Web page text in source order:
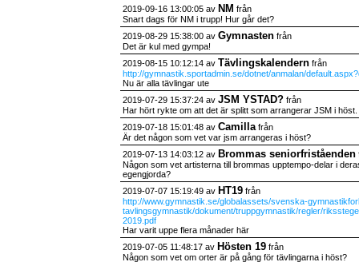
2019-09-16 13:00:05 av NM från
Snart dags för NM i trupp! Hur går det?
2019-08-29 15:38:00 av Gymnasten från
Det är kul med gympa!
2019-08-15 10:12:14 av Tävlingskalendern från
http://gymnastik.sportadmin.se/dotnet/anmalan/
Nu är alla tävlingar ute
2019-07-29 15:37:24 av JSM YSTAD? från
Har hört rykte om att det är splitt som arrangerar JSM i höst.
2019-07-18 15:01:48 av Camilla från
Är det någon som vet var jsm arrangeras i höst?
2019-07-13 14:03:12 av Brommas seniorfriståenden
Någon som vet artisterna till brommas upptempo-delar i
egengjorda?
2019-07-07 15:19:49 av HT19 från
http://www.gymnastik.se/globalassets/svenska-
tavlingsgymnastik/dokument/truppgymnastik/regler/
2019.pdf
Har varit uppe flera månader här
2019-07-05 11:48:17 av Hösten 19 från
Någon som vet om orter är på gång för tävlingarna i höst?